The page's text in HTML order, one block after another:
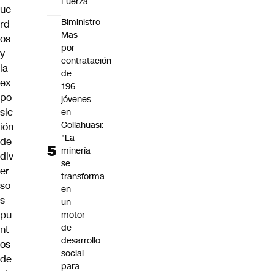
ue
rd
os
y
la
ex
po
sic
ión
de
div
er
so
s
pu
nt
os
de
Biministro
Mas
por
contratación
de
196
jóvenes
en
Collahuasi:
"La
minería
se
transforma
en
un
motor
de
desarrollo
social
para